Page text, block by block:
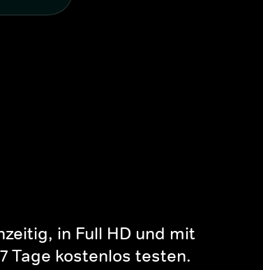
in Full HD und mit
Tage kostenlos testen.